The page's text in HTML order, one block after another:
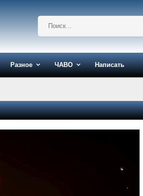
Разное ЧАВО Написать